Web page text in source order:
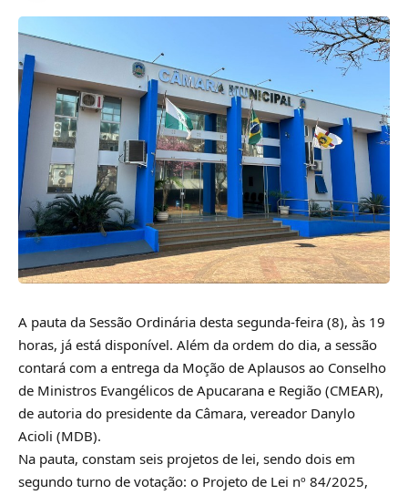
A pauta da Sessão Ordinária desta segunda-feira (8), às 19
horas, já está disponível. Além da ordem do dia, a sessão
contará com a entrega da Moção de Aplausos ao Conselho
de Ministros Evangélicos de Apucarana e Região (CMEAR),
de autoria do presidente da Câmara, vereador Danylo
Acioli (MDB).
Na pauta, constam seis projetos de lei, sendo dois em
segundo turno de votação: o Projeto de Lei nº 84/2025,